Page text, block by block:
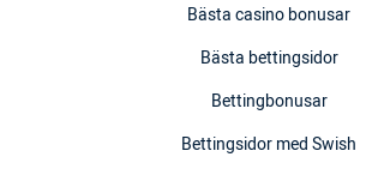
Bästa casino bonusar
Bästa bettingsidor
Bettingbonusar
Bettingsidor med Swish